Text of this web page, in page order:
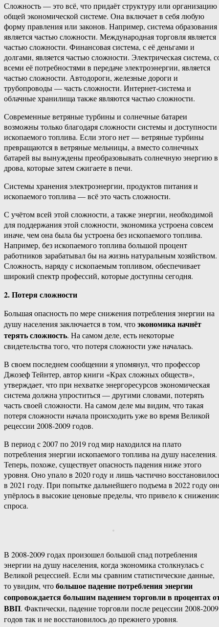
Сложность — это всё, что придаёт структуру или организацию
общей экономической системе. Она включает в себя любую
форму правления или законов. Например, система образования
является частью сложности. Международная торговля является
частью сложности. Финансовая система, с её деньгами и
долгами, является частью сложности. Электрическая система,
всеми её потребностями в передаче электроэнергии, является
частью сложности. Автодороги, железные дороги и
трубопроводы — часть сложности. Интернет-система и
облачные хранилища также являются частью сложности.
Современные ветряные турбины и солнечные батареи
возможны только благодаря сложности системы и доступности
ископаемого топлива. Если этого нет — ветряные турбины
превращаются в ветряные мельницы, а вместо солнечных
батарей вы вынуждены преобразовывать солнечную энергию в
дрова, которые затем сжигаете в печи.
Системы хранения электроэнергии, продуктов питания и
ископаемого топлива — всё это часть сложности.
С учётом всей этой сложности, а также энергии, необходимой
для поддержания этой сложности, экономика устроена совсем
иначе, чем она была бы устроена без ископаемого топлива.
Например, без ископаемого топлива большой процент
работников зарабатывал бы на жизнь натуральным хозяйством.
Сложность, наряду с ископаемым топливом, обеспечивает
широкий спектр профессий, которые доступны сегодня.
2. Потеря сложности
Большая опасность по мере снижения потребления энергии на
душу населения заключается в том, чтоэкономика начнёт
терять сложность. На самом деле, есть некоторые
свидетельства того, что потеря сложности уже началась.
В своем последнем сообщении я упомянул, что профессор
Джозеф Тейнтер, автор книги «Крах сложных обществ»,
утверждает, что при нехватке энергоресурсов экономическая
система должна упроститься — другими словами, потерять
часть своей сложности. На самом деле мы видим, что такая
потеря сложности начала происходить уже во время Великой
рецессии 2008-2009 годов.
В период с 2007 по 2019 год мир находился на плато
потребления энергии ископаемого топлива на душу населения.
Теперь, похоже, существует опасность падения ниже этого
уровня. Оно упало в 2020 году и лишь частично
в 2021 году. При попытке дальнейшего подъема в 2022 году
упёрлось в высокие ценовые пределы, что привело к
спроса.
В 2008-2009 годах произошел большой спад потребления
энергии на душу населения, когда экономика столкнулась с
Великой рецессией. Если мы сравним статистические данные,
то увидим, чтобольшое падение потребления энергии
сопровождается большим падением торговли в процентах
ВВП. Фактически, падение торговли после рецессии 2008-2009
годов так и не восстановилось до прежнего уровня.